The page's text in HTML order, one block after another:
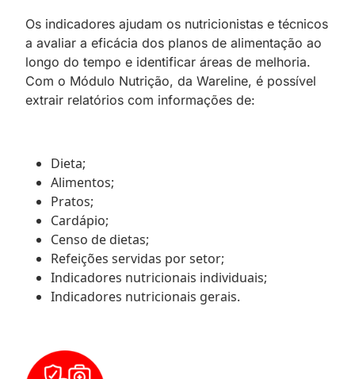
Os indicadores ajudam os nutricionistas e técnicos
a avaliar a eficácia dos planos de alimentação ao
longo do tempo e identificar áreas de melhoria.
Com o Módulo Nutrição, da Wareline, é possível
extrair relatórios com informações de:
Dieta;
Alimentos;
Pratos;
Cardápio;
Censo de dietas;
Refeições servidas por setor;
Indicadores nutricionais individuais;
Indicadores nutricionais gerais.